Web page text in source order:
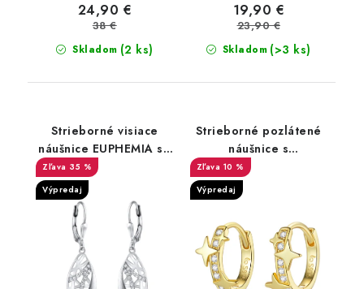
Skladom (2 ks)
24,90 €
38 €
Skladom (>3 ks)
19,90 €
23,90 €
Strieborné visiace
náušnice EUPHEMIA so
zirkónmi
35 %
Výpredaj
Strieborné pozlátené
náušnice s
hviezdičkami
10 %
Výpredaj